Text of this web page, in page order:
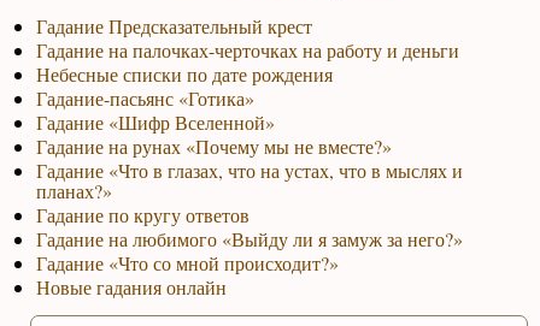
Гадание Предсказательный крест
Гадание на палочках-черточках на работу и деньги
Небесные списки по дате рождения
Гадание-пасьянс «Готика»
Гадание «Шифр Вселенной»
Гадание на рунах «Почему мы не вместе?»
Гадание «Что в глазах, что на устах, что в мыслях и
планах?»
Гадание по кругу ответов
Гадание на любимого «Выйду ли я замуж за него?»
Гадание «Что со мной происходит?»
Новые гадания онлайн